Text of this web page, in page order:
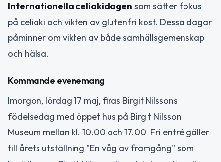
Internationella celiakidagen som sätter fokus
på celiaki och vikten av glutenfri kost. Dessa dagar
påminner om vikten av både samhällsgemenskap
och hälsa.
Kommande evenemang
Imorgon, lördag 17 maj, firas Birgit Nilssons
födelsedag med öppet hus på Birgit Nilsson
Museum mellan kl. 10.00 och 17.00. Fri entré gäller
till årets utställning "En våg av framgång" som